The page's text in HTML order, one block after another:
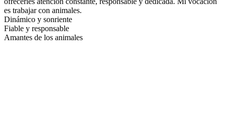
es trabajar con animales.
Dinámico y sonriente
Fiable y responsable
Amantes de los animales